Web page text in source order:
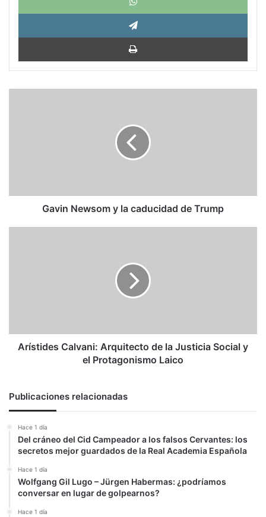
Gavin Newsom y la caducidad de Trump
el
Protagonismo
Arístides Calvani: Arquitecto de la Justicia Social y
el Protagonismo Laico
Publicaciones relacionadas
Hace 1 día
Del cráneo del Cid Campeador a los falsos Cervantes: los
secretos mejor guardados de la Real Academia Española
Hace 1 día
Wolfgang Gil Lugo – Jürgen Habermas: ¿podríamos
conversar en lugar de golpearnos?
Hace 1 día